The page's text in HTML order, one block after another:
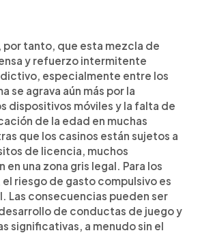
por tanto, que esta mezcla de
y refuerzo intermitente
especialmente entre los
se agrava aún más por la
dispositivos móviles y la falta de
de la edad en muchas
que los casinos están sujetos a
de licencia, muchos
una zona gris legal. Para los
riesgo de gasto compulsivo es
Las consecuencias pueden ser
de conductas de juego y
significativas, a menudo sin el